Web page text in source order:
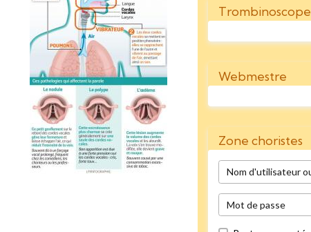
Trombinoscope
Webmestre
Zone choristes